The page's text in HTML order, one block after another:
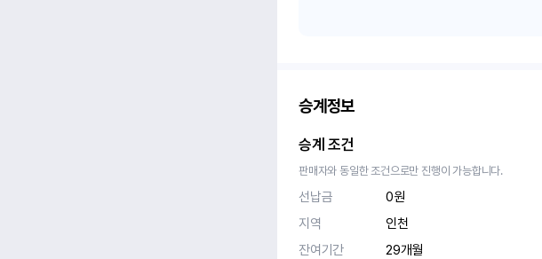
승계정보
승계 조건
판매자와 동일한 조건으로만 진행이 가능합니다.
선납금
0원
지역
인천
잔여기간
29개월